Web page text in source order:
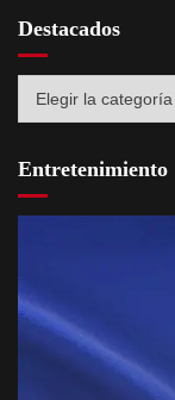
Destacados
Entretenimiento